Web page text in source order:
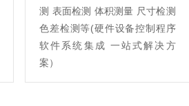
测 表面检测 体积测量 尺寸检测
色差检测等(硬件设备控制程序
软件系统集成 一站式解决方
案）